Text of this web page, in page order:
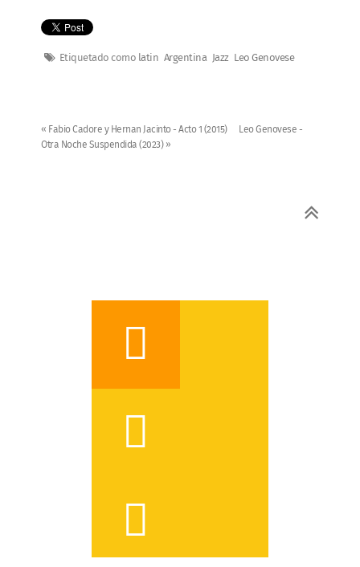
Etiquetado como latin Argentina Jazz Leo Genovese
« Fabio Cadore y Hernan Jacinto - Acto 1 (2015)
Leo Genovese -
Otra Noche Suspendida (2023) »


